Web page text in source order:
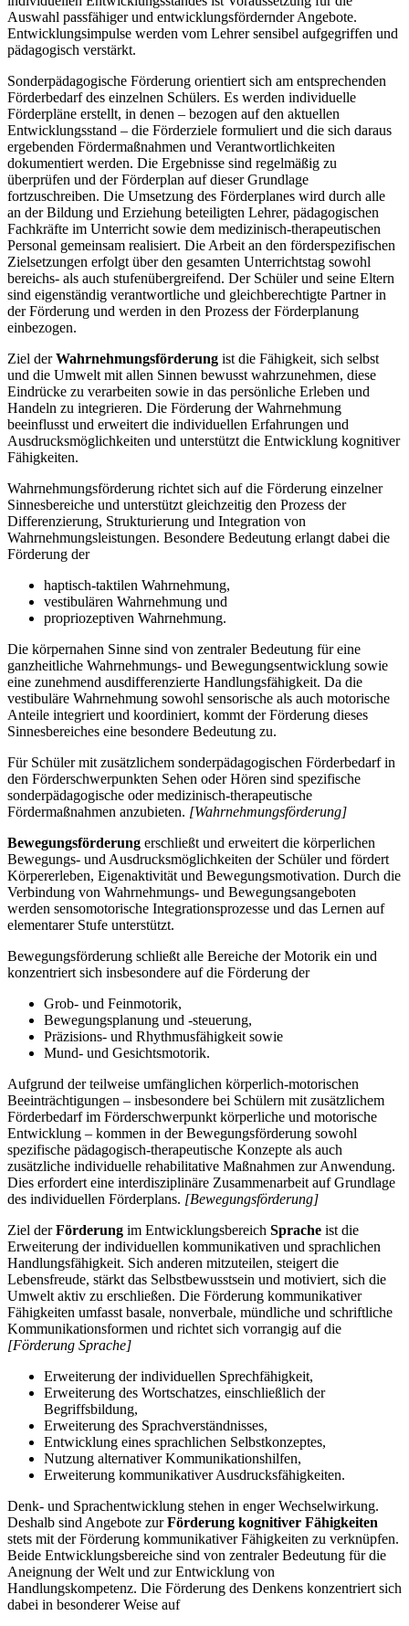
Auswahl passfähiger und entwicklungsfördernder Angebote.
Entwicklungsimpulse werden vom Lehrer sensibel aufgegriffen und
pädagogisch verstärkt.
Sonderpädagogische Förderung orientiert sich am entsprechenden
Förderbedarf des einzelnen Schülers. Es werden individuelle
Förderpläne erstellt, in denen – bezogen auf den aktuellen
Entwicklungsstand – die Förderziele formuliert und die sich daraus
ergebenden Fördermaßnahmen und Verantwortlichkeiten
dokumentiert werden. Die Ergebnisse sind regelmäßig zu
überprüfen und der Förderplan auf dieser Grundlage
fortzuschreiben. Die Umsetzung des Förderplanes wird durch alle
an der Bildung und Erziehung beteiligten Lehrer, pädagogischen
Fachkräfte im Unterricht sowie dem medizinisch-therapeutischen
Personal gemeinsam realisiert. Die Arbeit an den förderspezifischen
Zielsetzungen erfolgt über den gesamten Unterrichtstag sowohl
bereichs- als auch stufenübergreifend. Der Schüler und seine Eltern
sind eigenständig verantwortliche und gleichberechtigte Partner in
der Förderung und werden in den Prozess der Förderplanung
einbezogen.
Ziel derWahrnehmungsförderung ist die Fähigkeit, sich selbst
und die Umwelt mit allen Sinnen bewusst wahrzunehmen, diese
Eindrücke zu verarbeiten sowie in das persönliche Erleben und
Handeln zu integrieren. Die Förderung der Wahrnehmung
beeinflusst und erweitert die individuellen Erfahrungen und
Ausdrucksmöglichkeiten und unterstützt die Entwicklung kognitiver
Fähigkeiten.
Wahrnehmungsförderung richtet sich auf die Förderung einzelner
Sinnesbereiche und unterstützt gleichzeitig den Prozess der
Differenzierung, Strukturierung und Integration von
Wahrnehmungsleistungen. Besondere Bedeutung erlangt dabei die
Förderung der
haptisch-taktilen Wahrnehmung,
vestibulären Wahrnehmung und
propriozeptiven Wahrnehmung.
Die körpernahen Sinne sind von zentraler Bedeutung für eine
ganzheitliche Wahrnehmungs- und Bewegungsentwicklung sowie
eine zunehmend ausdifferenzierte Handlungsfähigkeit. Da die
vestibuläre Wahrnehmung sowohl sensorische als auch motorische
Anteile integriert und koordiniert, kommt der Förderung dieses
Sinnesbereiches eine besondere Bedeutung zu.
Für Schüler mit zusätzlichem sonderpädagogischen Förderbedarf in
den Förderschwerpunkten Sehen oder Hören sind spezifische
sonderpädagogische oder medizinisch-therapeutische
Fördermaßnahmen anzubieten. [Wahrnehmungsförderung]
Bewegungsförderung erschließt und erweitert die körperlichen
Bewegungs- und Ausdrucksmöglichkeiten der Schüler und fördert
Körpererleben, Eigenaktivität und Bewegungsmotivation. Durch die
Verbindung von Wahrnehmungs- und Bewegungsangeboten
werden sensomotorische Integrationsprozesse und das Lernen auf
elementarer Stufe unterstützt.
Bewegungsförderung schließt alle Bereiche der Motorik ein und
konzentriert sich insbesondere auf die Förderung der
Grob- und Feinmotorik,
Bewegungsplanung und -steuerung,
Präzisions- und Rhythmusfähigkeit sowie
Mund- und Gesichtsmotorik.
Aufgrund der teilweise umfänglichen körperlich-motorischen
Beeinträchtigungen – insbesondere bei Schülern mit zusätzlichem
Förderbedarf im Förderschwerpunkt körperliche und motorische
Entwicklung – kommen in der Bewegungsförderung sowohl
spezifische pädagogisch-therapeutische Konzepte als auch
zusätzliche individuelle rehabilitative Maßnahmen zur Anwendung.
Dies erfordert eine interdisziplinäre Zusammenarbeit auf Grundlage
des individuellen Förderplans. [Bewegungsförderung]
Ziel derFörderung im Entwicklungsbereich Sprache ist die
Erweiterung der individuellen kommunikativen und sprachlichen
Handlungsfähigkeit. Sich anderen mitzuteilen, steigert die
Lebensfreude, stärkt das Selbstbewusstsein und motiviert, sich die
Umwelt aktiv zu erschließen. Die Förderung kommunikativer
Fähigkeiten umfasst basale, nonverbale, mündliche und schriftliche
Kommunikationsformen und richtet sich vorrangig auf die
[Förderung Sprache]
Erweiterung der individuellen Sprechfähigkeit,
Erweiterung des Wortschatzes, einschließlich der
Begriffsbildung,
Erweiterung des Sprachverständnisses,
Entwicklung eines sprachlichen Selbstkonzeptes,
Nutzung alternativer Kommunikationshilfen,
Erweiterung kommunikativer Ausdrucksfähigkeiten.
Denk- und Sprachentwicklung stehen in enger Wechselwirkung.
Deshalb sind Angebote zurFörderung kognitiver Fähigkeiten
stets mit der Förderung kommunikativer Fähigkeiten zu verknüpfen.
Beide Entwicklungsbereiche sind von zentraler Bedeutung für die
Aneignung der Welt und zur Entwicklung von
Handlungskompetenz. Die Förderung des Denkens konzentriert sich
dabei in besonderer Weise auf